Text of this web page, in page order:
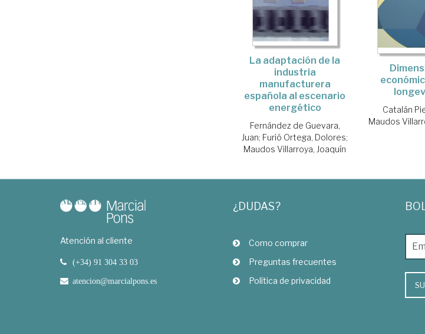
La adaptación de la
industria
manufacturera
española al escenario
energético
Fernández de Guevara,
Juan; Furió Ortega, Dolores;
Maudos Villarroya, Joaquín
Catalán
Maudos
Atención al cliente
(+34) 91 304 33 03
atencion@marcialpons.es
¿DUDAS?
Como comprar
Preguntas frecuentes
Política de privacidad